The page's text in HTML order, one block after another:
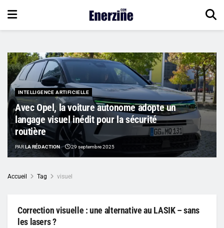
INTELLIGENCE ARTIFICIELLE
Avec Opel, la voiture autonome adopte un
langage visuel inédit pour la sécurité
routière
PARLA RÉDACTION 29 septembre 2025
Accueil Tag visuel
Correction visuelle : une alternative au LASIK – sans
les lasers ?